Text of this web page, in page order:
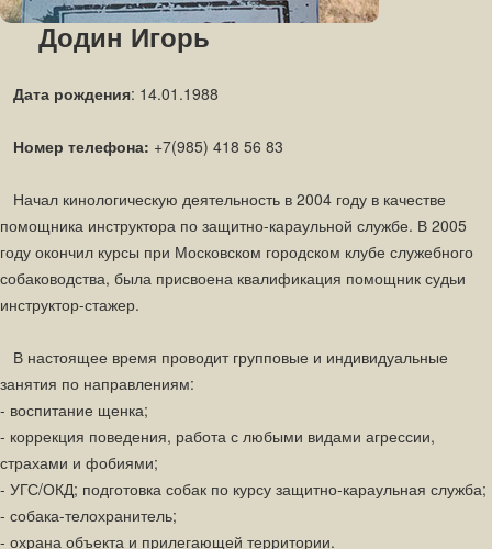
Додин Игорь
Дата рождения: 14.01.1988
Номер телефона: +7(985) 418 56 83
Начал кинологическую деятельность в 2004 году в качестве
помощника инструктора по защитно-караульной службе. В 2005
году окончил курсы при Московском городском клубе служебного
собаководства, была присвоена квалификация помощник судьи
инструктор-стажер.
В настоящее время проводит групповые и индивидуальные
занятия по направлениям:
- воспитание щенка;
- коррекция поведения, работа с любыми видами агрессии,
страхами и фобиями;
- УГС/ОКД; подготовка собак по курсу защитно-караульная служба;
- собака-телохранитель;
- охрана объекта и прилегающей территории.